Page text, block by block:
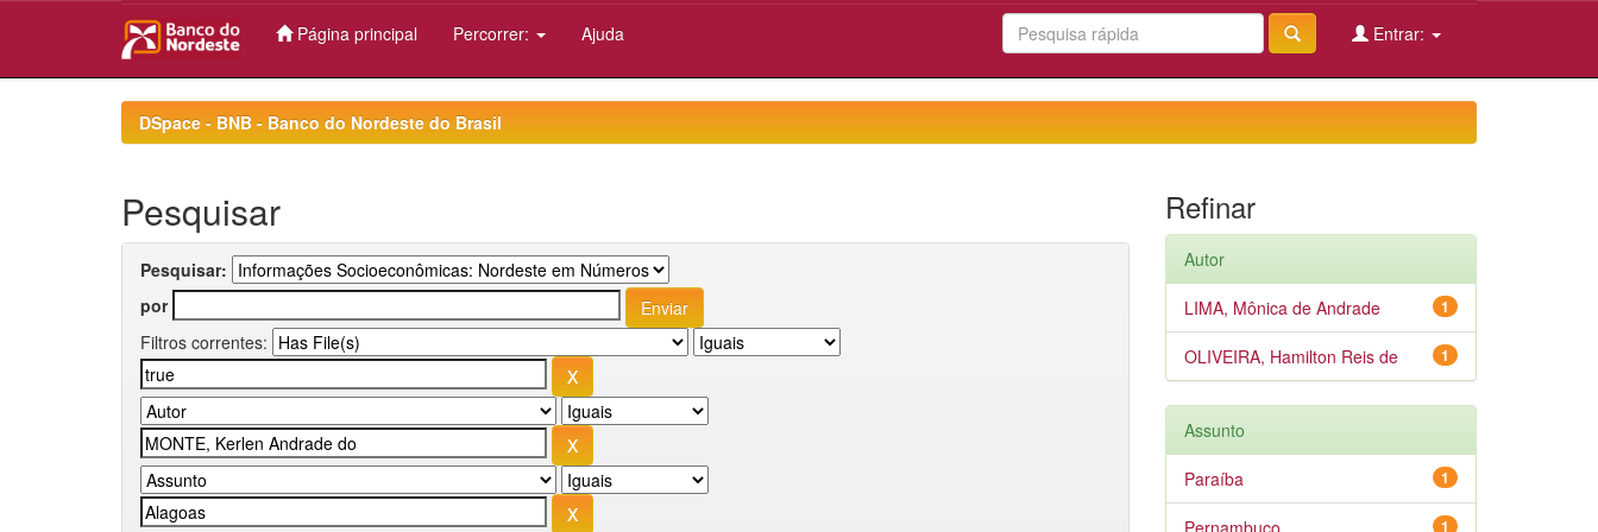
Página principal Percorrer: Ajuda Entrar:
DSpace - BNB - Banco do Nordeste do Brasil
Pesquisar
Pesquisar:
por
Filtros correntes:
Refinar
Autor
1
LIMA, Mônica de Andrade
1
OLIVEIRA, Hamilton Reis de
Assunto
1
Paraíba
1
Pernambuco